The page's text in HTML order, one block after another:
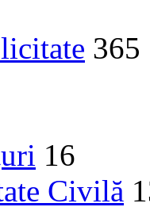
365
16
Civilă